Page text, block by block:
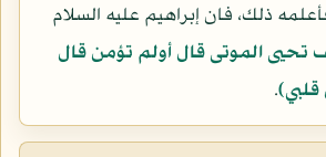
ذلك، فان إبراهيم عليه السلام
تحيى الموتى قال أولم تؤمن قال
.